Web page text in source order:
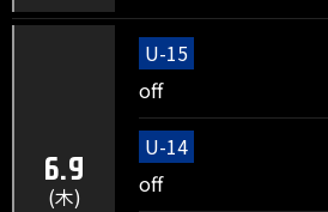
6.9
(木)
U-15
off
U-14
off